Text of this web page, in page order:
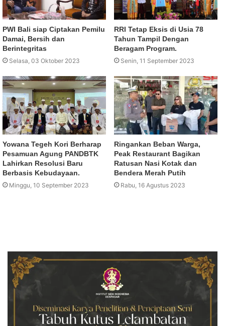
PWI Bali siap Ciptakan Pemilu
Damai, Bersih dan
Berintegritas
Selasa, 03 Oktober 2023
RRI Tetap Eksis di Usia 78
Tahun Tampil Dengan
Beragam Program.
Senin, 11 September 2023
Yowana Tegeh Kori Berharap
Pesamuan Agung PANDBTK
Lahirkan Resolusi Baru
Berbasis Kebudayaan.
Minggu, 10 September 2023
Ringankan Beban Warga,
Peak Restaurant Bagikan
Ratusan Nasi Kotak dan
Bendera Merah Putih
Rabu, 16 Agustus 2023